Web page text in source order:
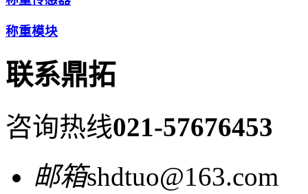
称重模块
联系鼎拓
咨询热线021-57676453
邮箱shdtuo@163.com